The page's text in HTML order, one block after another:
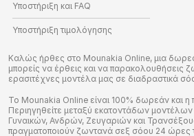
Υποστήριξη και FAQ
Υποστήριξη τιμολόγησης
Καλώς ήρθες στο Mounakia Online, μια
μπορείς να έρθεις και να παρακολουθήσεις
ερασιτέχνες μοντέλα μας σε διαδραστικά
Το Mounakia Online είναι 100% δωρεάν και η
Περιηγηθείτε μεταξύ εκατοντάδων
Γυναικών, Ανδρών, Ζευγαριών και
πραγματοποιούν ζωντανά σεξ σόου 24 ώρες